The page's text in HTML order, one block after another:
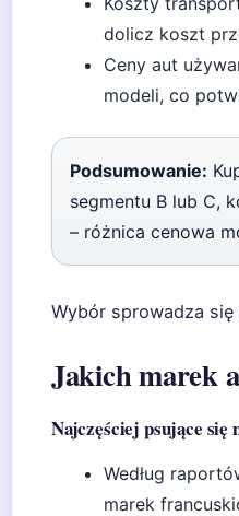
dolicz koszt
Ceny aut
modeli, co
Podsumowanie:
segmentu B lub C,
– różnica cenowa
Wybór sprowadza
Jakich marek
Najczęściej psujące się
Według
marek